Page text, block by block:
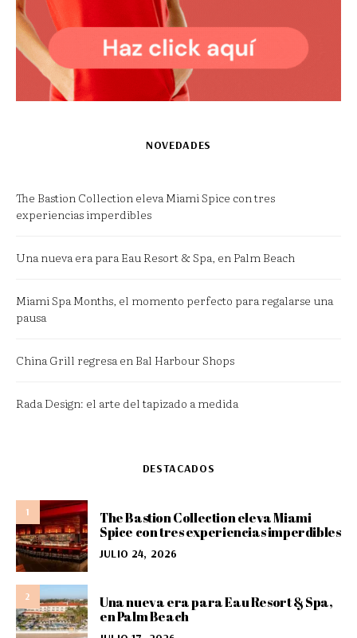
NOVEDADES
The Bastion Collection eleva Miami Spice con tres
experiencias imperdibles
Una nueva era para Eau Resort & Spa, en Palm Beach
Miami Spa Months, el momento perfecto para regalarse una
pausa
China Grill regresa en Bal Harbour Shops
Rada Design: el arte del tapizado a medida
DESTACADOS
1
The Bastion Collection eleva Miami
Spice con tres experiencias imperdibles
JULIO 24, 2026
2
Una nueva era para Eau Resort & Spa,
en Palm Beach